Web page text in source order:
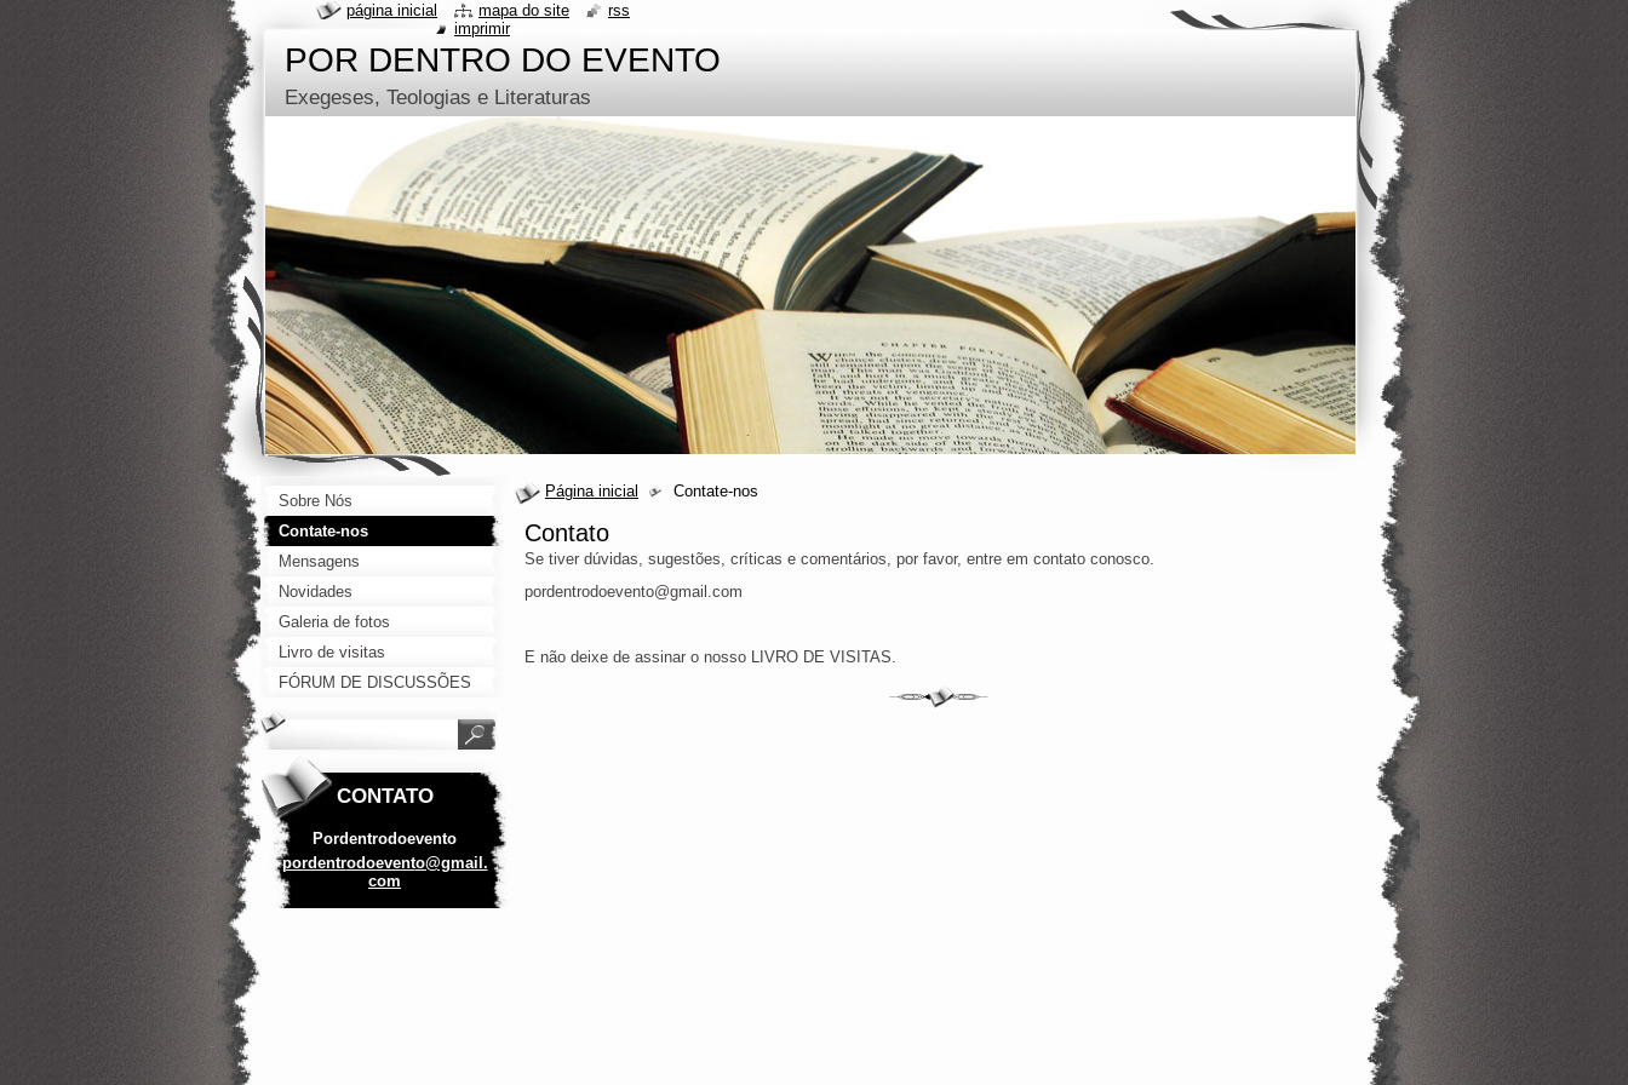
POR DENTRO DO EVENTO
Exegeses, Teologias e Literaturas
Página inicial Contate-nos
Contato
Se tiver dúvidas, sugestões, críticas e comentários, por favor, entre em contato conosco.
pordentrodoevento@gmail.com
E não deixe de assinar o nosso LIVRO DE VISITAS.
Sobre Nós
Contate-nos
Mensagens
Novidades
Galeria de fotos
Livro de visitas
FÓRUM DE DISCUSSÕES
CONTATO
Pordentrodoevento
pordentrodoevento@gmail.
com
página inicial mapa do site
rss
imprimir